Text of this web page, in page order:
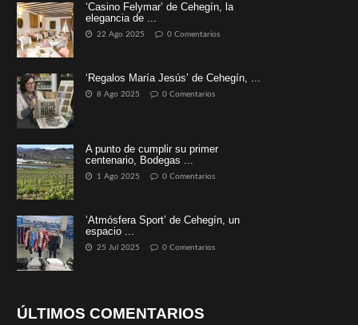
‘Casino Felymar’ de Cehegín, la
elegancia de ...
22 Ago 2025 0 Comentarios
‘Regalos María Jesús’ de Cehegín, ...
8 Ago 2025 0 Comentarios
A punto de cumplir su primer
centenario, Bodegas ...
1 Ago 2025 0 Comentarios
‘Atmósfera Sport’ de Cehegín, un
espacio ...
25 Jul 2025 0 Comentarios
ÚLTIMOS COMENTARIOS